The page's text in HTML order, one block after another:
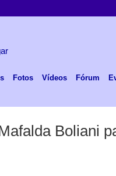
Fotos Vídeos Fórum
Boliani